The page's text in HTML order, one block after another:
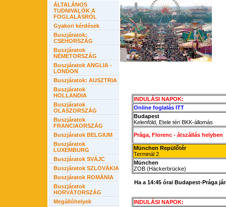
ÁLTALÁNOS
TUDNIVALÓK A
FOGLALÁSRÓL
Gyakori kérdések
Buszjáratok:
CSEHORSZÁG
Buszjáratok
NÉMETORSZÁG
Buszjáratok ANGLIA -
LONDON
Buszjáratok: AUSZTRIA
Buszjáratok
HOLLANDIA
Buszjáratok
OLASZORSZÁG
Buszjáratok
FRANCIAORSZÁG
Buszjáratok BELGIUM
Buszjáratok
LUXEMBURG
Buszjáratok SVÁJC
Buszjáratok SZLOVÁKIA
Buszjáratok ROMÁNIA
Buszjáratok
HORVÁTORSZÁG
Megállóhelyek
INDULÁSI NAPOK:
Online foglalás ITT
Budapest
Kelenföld, Etele téri BKK-állomás
Prága, Florenc - átszállás helyben
München Repülőtér
Terminál 2
München
ZOB (Häckerbrücke)
Ha a 14:45 órai Budapest-Prága
INDULÁSI NAPOK: